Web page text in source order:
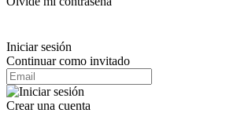
Iniciar sesión
Continuar como invitado
Crear una cuenta